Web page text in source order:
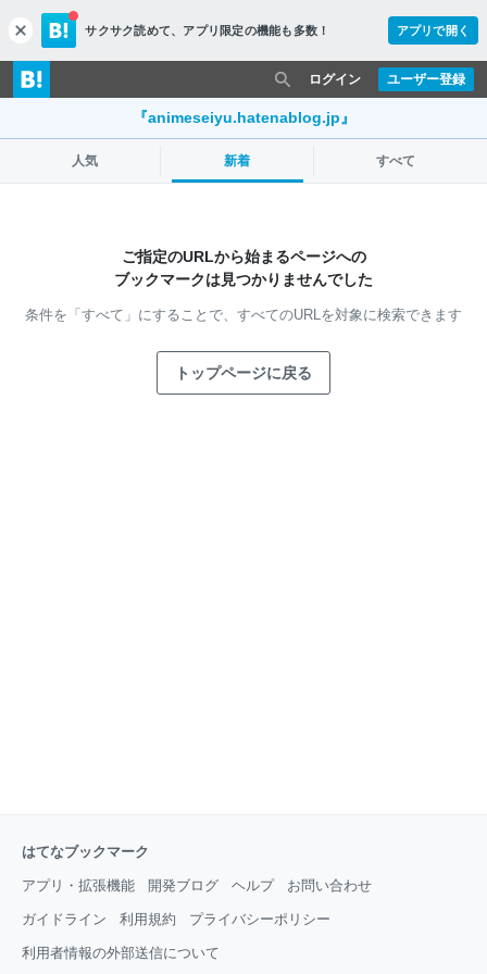
c
l
o
s
サクサク読めて、 アプリ限定の機能も多数！ アプリで開く
ユーザー登録
ログイン
『animeseiyu.hatenablog.jp』
人気 新着 すべて
ご指定のURLから始まるページへの
ブックマークは見つかりませんでした
条件を「すべて」にすることで、 すべてのURLを対象に検索できます
トップページに戻る
はてなブックマーク
アプリ・拡張機能 開発ブログ ヘルプ お問い合わせ
ガイドライン 利用規約 プライバシーポリシー
利用者情報の外部送信について